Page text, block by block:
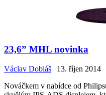
23,6” MHL novinka
Václav Dobiáš | 13. říjen 2014
Nováčkem v nabídce od